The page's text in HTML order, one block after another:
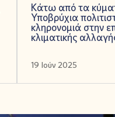
Κάτω από τα
Υποβρύχια
κληρονομιά στην
κλιματικής
19 Ιούν 2025